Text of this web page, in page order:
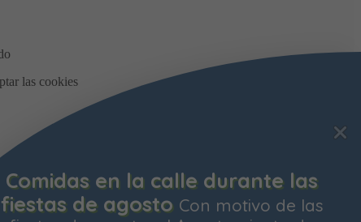
Comidas en la calle durante las
fiestas de agosto Con motivo de las